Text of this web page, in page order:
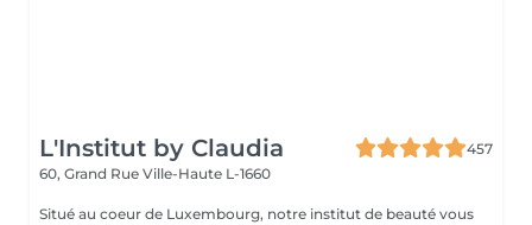
L'Institut by Claudia
457
60, Grand Rue Ville-Haute L-1660
Situé au coeur de Luxembourg, notre institut de beauté vous